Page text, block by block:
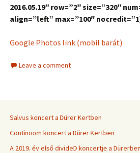
2016.05.19″ row=”2″ size=”320″
align=”left” max=”100″
Google Photos link (mobil barát)
Leave a comment
Salvus koncert a Dürer Kertben
Continoom koncert a Dürer Kertben
A 2019. év első divideD koncertje a Dürerben